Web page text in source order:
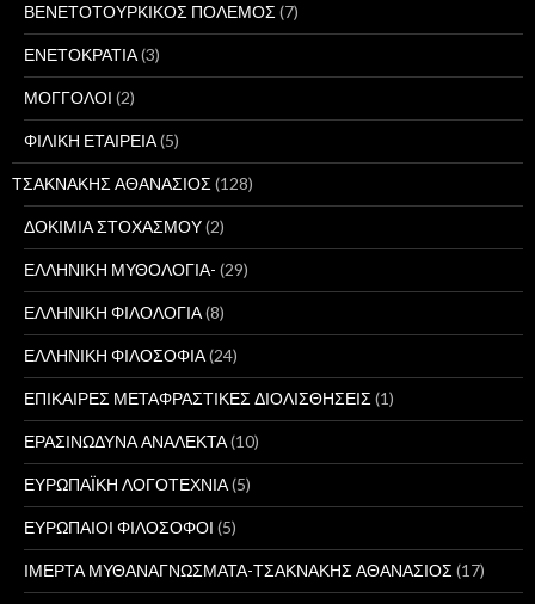
ΒΕΝΕΤΟΤΟΥΡΚΙΚΟΣ ΠΟΛΕΜΟΣ(7)
ΕΝΕΤΟΚΡΑΤΙΑ(3)
ΜΟΓΓΟΛΟΙ (2)
ΦΙΛΙΚΗ ΕΤΑΙΡΕΙΑ(5)
ΤΣΑΚΝΑΚΗΣ ΑΘΑΝΑΣΙΟΣ(128)
ΔΟΚΙΜΙΑ ΣΤΟΧΑΣΜΟΥ(2)
ΕΛΛΗΝΙΚΗ ΜΥΘΟΛΟΓΙΑ- (29)
ΕΛΛΗΝΙΚΗ ΦΙΛΟΛΟΓΙΑ(8)
ΕΛΛΗΝΙΚΗ ΦΙΛΟΣΟΦΙΑ(24)
ΕΠΙΚΑΙΡΕΣ ΜΕΤΑΦΡΑΣΤΙΚΕΣ ΔΙΟΛΙΣΘΗΣΕΙΣ(1)
ΕΡΑΣΙΝΩΔΥΝΑ ΑΝΑΛΕΚΤΑ(10)
ΕΥΡΩΠΑΪΚΗ ΛΟΓΟΤΕΧΝΙΑ(5)
ΕΥΡΩΠΑΙΟΙ ΦΙΛΟΣΟΦΟΙ (5)
ΙΜΕΡΤΑ ΜΥΘΑΝΑΓΝΩΣΜΑΤΑ-ΤΣΑΚΝΑΚΗΣ ΑΘΑΝΑΣΙΟΣ(17)